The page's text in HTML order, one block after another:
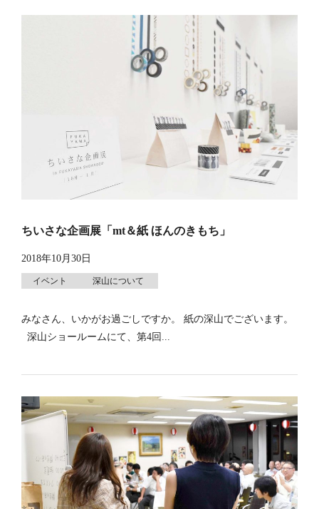
ちいさな企画展「mt＆紙 ほんのきもち」
2018年10月30日
イベント 深山について
みなさん、いかがお過ごしですか。 紙の深山でございます。
深山ショールームにて、第4回...